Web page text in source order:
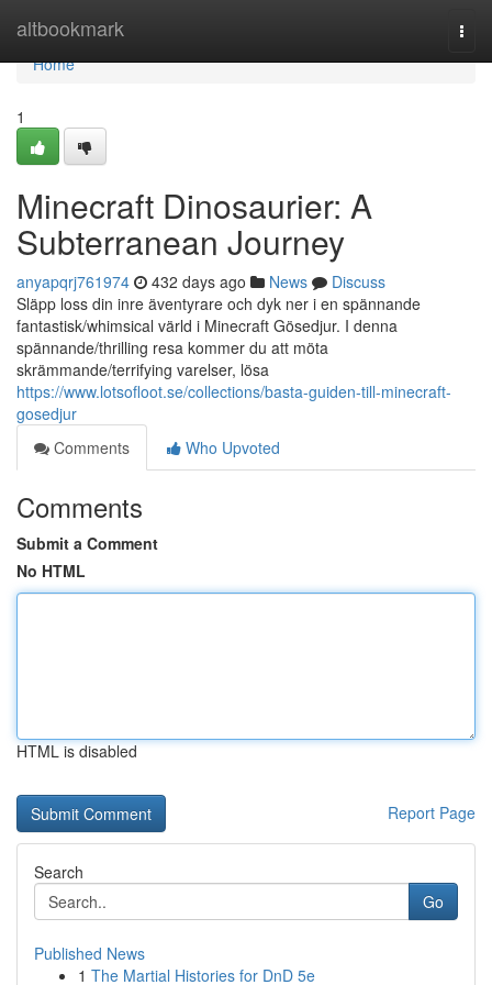
altbookmark
Home
Home
1
Minecraft Dinosaurier: A
Subterranean Journey
anyapqrj761974 432 days ago News
Discuss
Släpp loss din inre äventyrare och dyk ner i en spännande
fantastisk/whimsical värld i Minecraft Gösedjur. I denna
spännande/thrilling resa kommer du att möta
skrämmande/terrifying varelser, lösa
https://www.lotsofloot.se/collections/basta-guiden-till-minecraft-
gosedjur
Comments
Who Upvoted
Comments
Submit a Comment
No HTML
HTML is disabled
Report Page
Search
Go
Published News
1 The Martial Histories for DnD 5e